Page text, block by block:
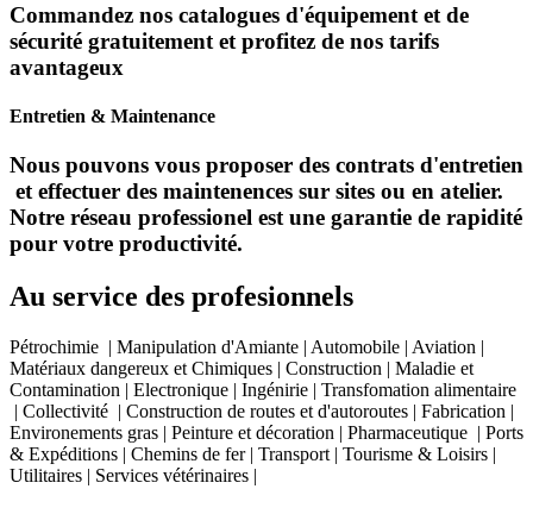
Commandez nos catalogues d'équipement et de
sécurité gratuitement et profitez de nos tarifs
avantageux
Entretien & Maintenance
Nous pouvons vous proposer des contrats d'entretien
et effectuer des maintenences sur sites ou en atelier.
Notre réseau professionel est une garantie de rapidité
pour votre productivité.
Au service des profesionnels
Pétrochimie | Manipulation d'Amiante | Automobile | Aviation |
Matériaux dangereux et Chimiques | Construction | Maladie et
Contamination | Electronique | Ingénirie | Transfomation alimentaire
| Collectivité | Construction de routes et d'autoroutes | Fabrication |
Environements gras | Peinture et décoration | Pharmaceutique | Ports
& Expéditions | Chemins de fer | Transport | Tourisme & Loisirs |
Utilitaires | Services vétérinaires |